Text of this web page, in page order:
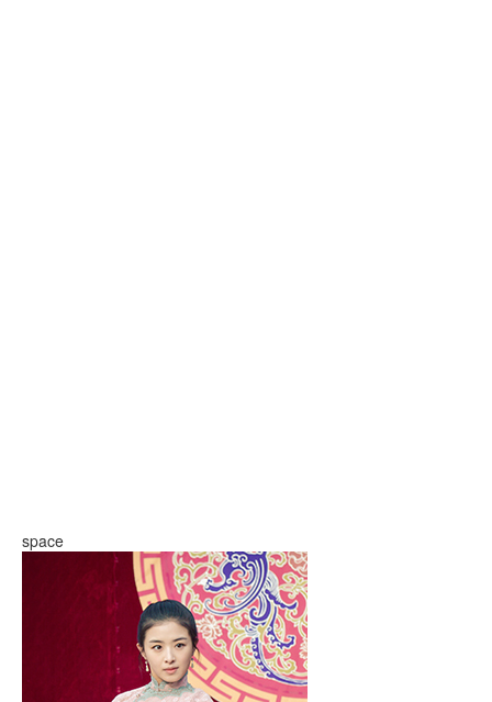
space